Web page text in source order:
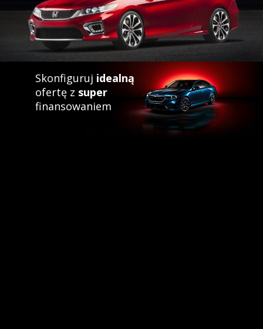
Skonfiguruj idealną
ofertę z super
finansowaniem